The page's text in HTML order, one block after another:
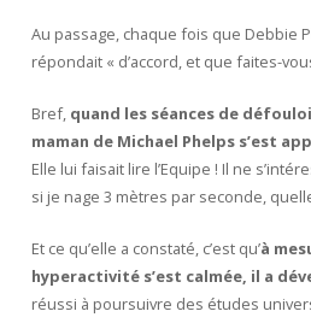
Au passage, chaque fois que Debbie
répondait « d’accord, et que faites-
Bref, quand les séances de
maman de Michael Phelps s’est
Elle lui faisait lire l’Equipe ! Il ne
si je nage 3 mètres par seconde,
Et ce qu’elle a constaté, c’est qu’à
hyperactivité s’est calmée, il a
réussi à poursuivre des études